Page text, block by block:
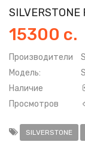
SILVERSTONE
15300 с.
Производители
Модель:
Наличие
Просмотров
SILVERSTONE